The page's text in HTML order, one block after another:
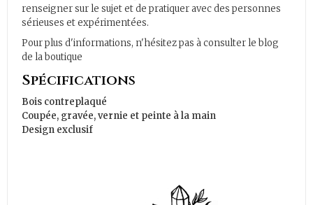
renseigner sur le sujet et de pratiquer avec des personnes
sérieuses et expérimentées.
Pour plus d'informations, n'hésitez pas à consulterle blog
de la boutique
Spécifications
Bois contreplaqué
Coupée, gravée, vernie et peinte à la main
Design exclusif